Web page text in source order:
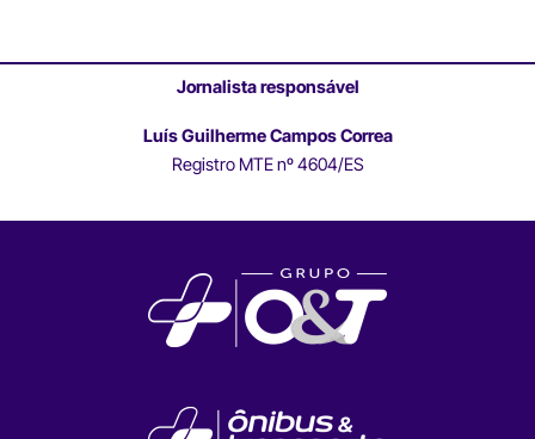
Jornalista responsável
Luís Guilherme Campos Correa
Registro MTE nº 4604/ES